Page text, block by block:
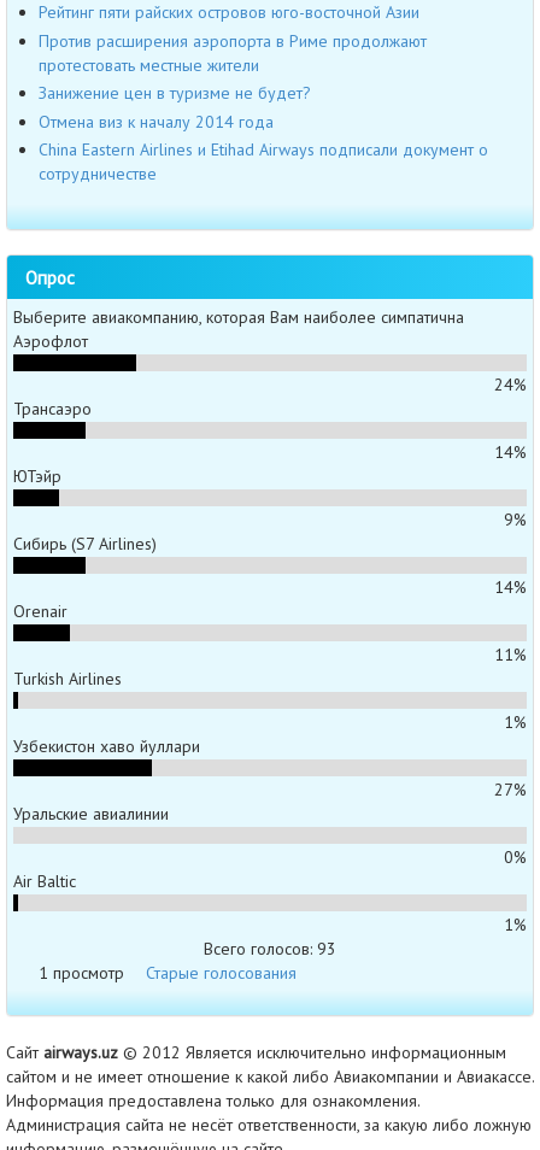
Рейтинг пяти райских островов юго-восточной Азии
Против расширения аэропорта в Риме продолжают
протестовать местные жители
Занижение цен в туризме не будет?
Отмена виз к началу 2014 года
China Eastern Airlines и Etihad Airways подписали документ о
сотрудничестве
Опрос
Выберите авиакомпанию, которая Вам наиболее симпатична
Аэрофлот
24%
Трансаэро
14%
ЮТэйр
9%
Сибирь (S7 Airlines)
14%
Orenair
11%
Turkish Airlines
1%
Узбекистон хаво йуллари
27%
Уральские авиалинии
0%
Air Baltic
1%
Всего голосов: 93
1 просмотр
Старые голосования
Сайтairways.uz © 2012 Является исключительно информационным
сайтом и не имеет отношение к какой либо Авиакомпании и Авиакассе.
Информация предоставлена только для ознакомления.
Администрация сайта не несёт ответственности, за какую либо ложную